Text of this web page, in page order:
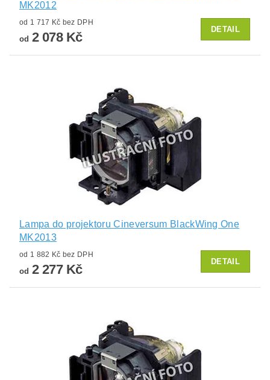
MK2012
od 1 717 Kč bez DPH
od 2 078 Kč
DETAIL
Lampa do projektoru Cineversum BlackWing One
MK2013
od 1 882 Kč bez DPH
od 2 277 Kč
DETAIL